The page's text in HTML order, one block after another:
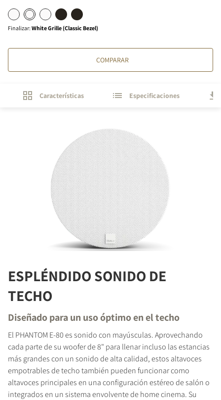
Finalizar: White Grille (Classic Bezel)
COMPARAR
Características Especificaciones
ESPLÉNDIDO SONIDO DE
TECHO
Diseñado para un uso óptimo en el techo
El PHANTOM E-80 es sonido con mayúsculas. Aprovechando
cada parte de su woofer de 8" para llenar incluso las estancias
más grandes con un sonido de alta calidad, estos altavoces
empotrables de techo también pueden funcionar como
altavoces principales en una configuración estéreo de salón o
integrados en un sistema envolvente de home cinema. Su